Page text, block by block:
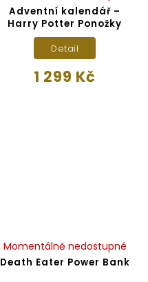
Adventní kalendář –
Harry Potter Ponožky
1 299 Kč
Detail
Death Eater Power Bank
Momentálně nedostupné